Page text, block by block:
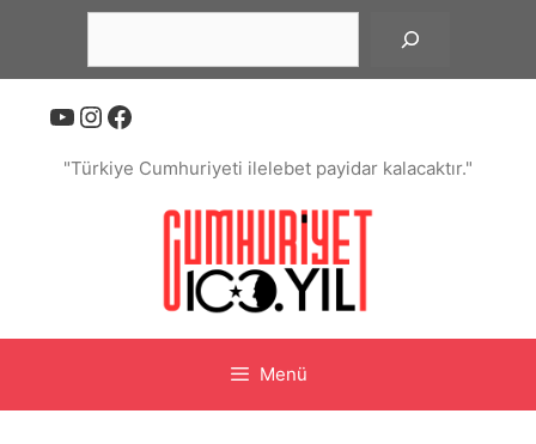
YouTube
Instagram
Facebook
"Türkiye Cumhuriyeti ilelebet payidar kalacaktır."
Menü